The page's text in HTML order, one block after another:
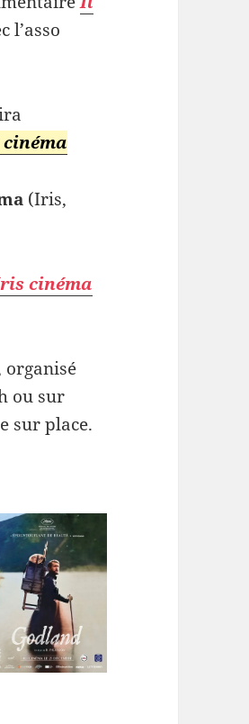
l’asso
(Iris,
cinéma
organisé
ou sur
sur place.